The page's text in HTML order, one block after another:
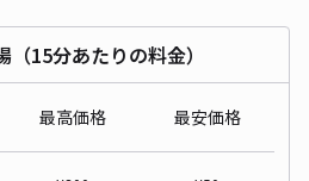
15分あたりの料金）
最高価格 最安価格